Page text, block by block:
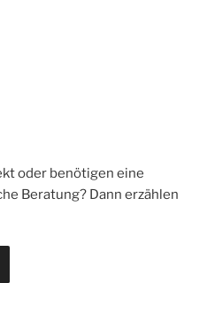
oder benötigen eine
Beratung? Dann erzählen